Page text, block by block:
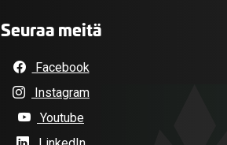
Seuraa meitä
Facebook
Instagram
Youtube